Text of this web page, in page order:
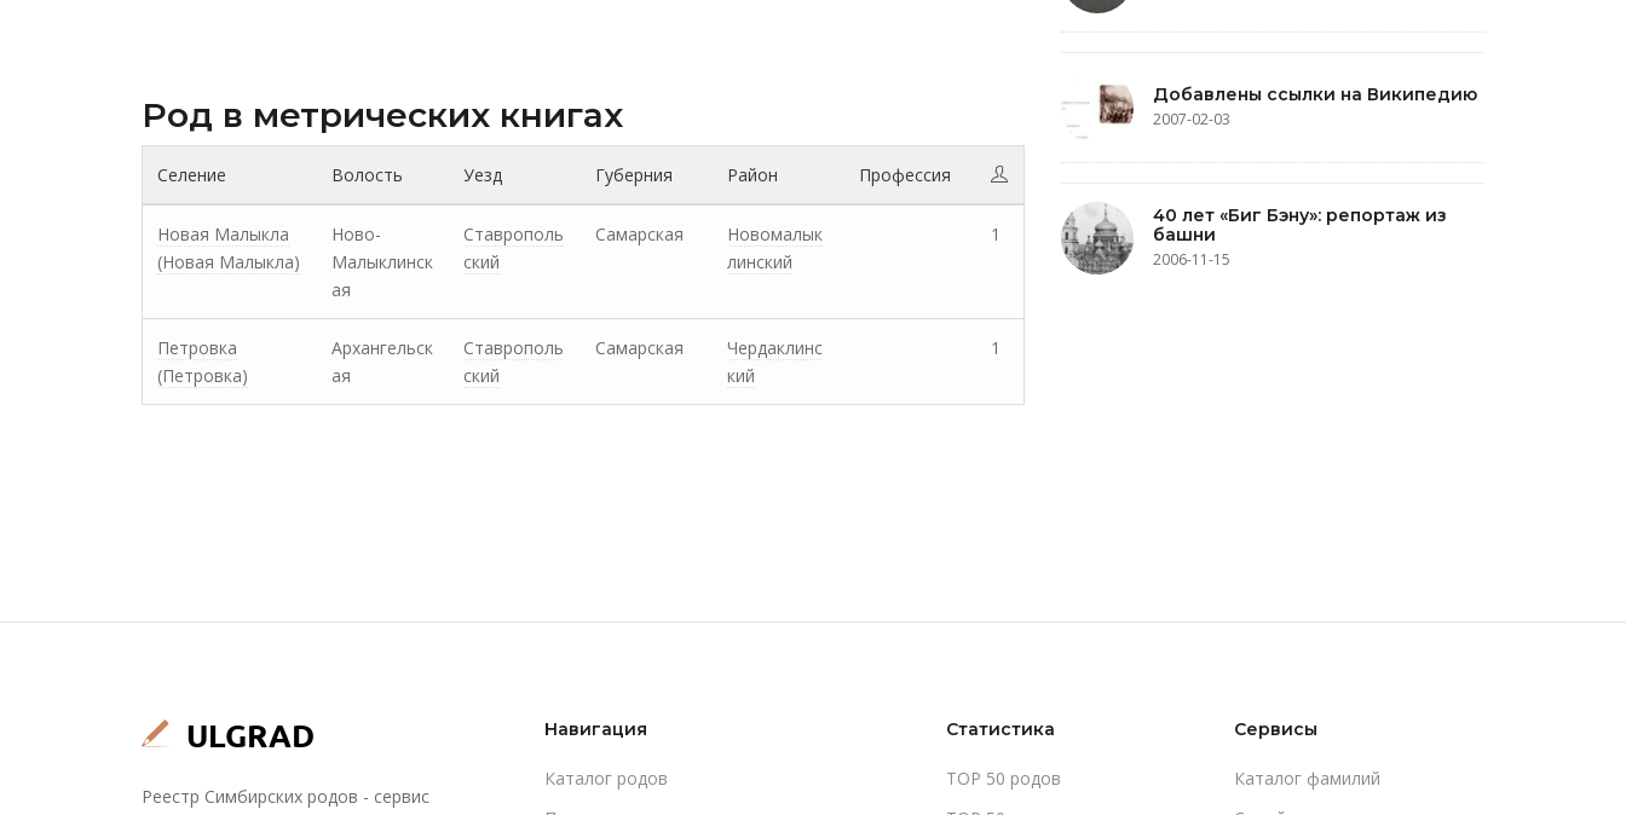
Род в метрических книгах
Селение Волость Уезд Губерния Район Профессия
Новая Малыкла
(Новая Малыкла)
Ново-
Малыклинск
ая
Ставрополь
ский
Самарская
Новомалык
линский
1
Петровка
(Петровка)
Архангельск
ая
Ставрополь
ский
Самарская
Чердаклинс
кий
1
Добавлены ссылки на Википедию
2007-02-03
40 лет «Биг Бэну»: репортаж из
башни
2006-11-15
Реестр Симбирских родов - сервис
Навигация
Каталог родов
Статистика
TOP 50 родов
Сервисы
Каталог фамилий